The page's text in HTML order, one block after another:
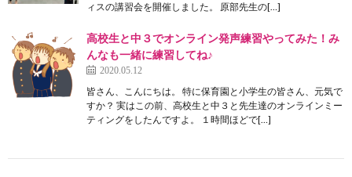
ィスの講習会を開催しました。 原部先生の[…]
高校生と中３でオンライン発声練習やってみた！み
んなも一緒に練習してね♪
2020.05.12
皆さん、こんにちは。 特に保育園と小学生の皆さん、元気で
すか？ 実はこの前、高校生と中３と先生達のオンラインミー
ティングをしたんですよ。 １時間ほどで[…]